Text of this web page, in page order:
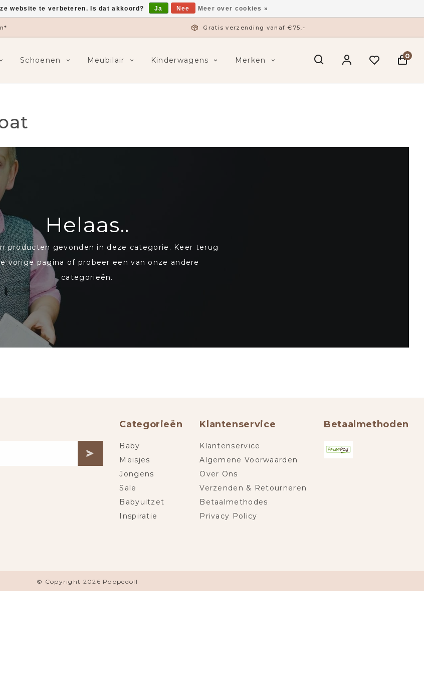
Gratis verzending vanaf €75,-
Schoenen Meubilair Kinderwagens Merken 0
Helaas..
producten gevonden in deze categorie. Keer terug
vorige pagina of probeer een van onze andere
categorieën.
Categorieën
Baby
Meisjes
Jongens
Sale
Babyuitzet
Inspiratie
Klantenservice
Klantenservice
Algemene Voorwaarden
Over Ons
Verzenden & Retourneren
Betaalmethodes
Privacy Policy
Betaalmethoden
© Copyright 2026 Poppedoll
website te verbeteren. Is dat akkoord? Ja Nee Meer over cookies »